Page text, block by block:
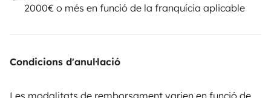
2000€ o més en funció de la franquícia aplicable
Condicions d'anul·lació
Les modalitats de remborsament varien en funció de